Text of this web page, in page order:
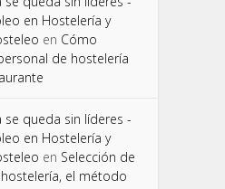
en Hostelería y
en Cómo
de hostelería
se queda sin líderes -
en Hostelería y
en Selección de
el método